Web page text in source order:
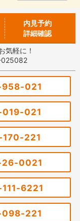
内見予約
詳細確認
気軽に！
025082
021
021
221
0021
6221
221